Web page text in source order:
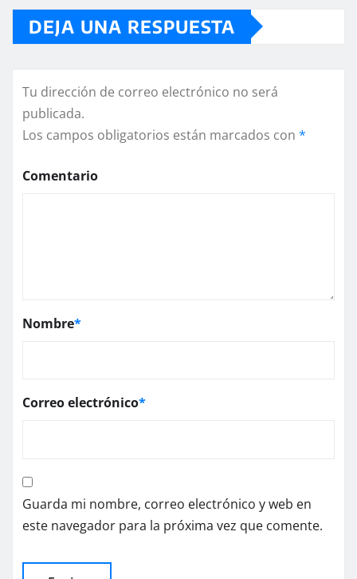
DEJA UNA RESPUESTA
Tu dirección de correo electrónico no será
publicada.
Los campos obligatorios están marcados con *
Comentario
Nombre*
Correo electrónico*
Guarda mi nombre, correo electrónico y web en
este navegador para la próxima vez que comente.